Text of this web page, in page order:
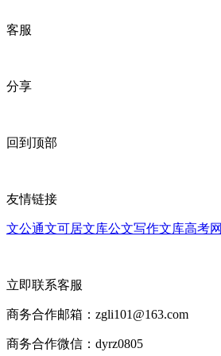
客服
分享
回到顶部
友情链接
文公通文可居文库公文写作文库高考网
立即联系客服
商务合作邮箱：zgli101@163.com
商务合作微信：dyrz0805